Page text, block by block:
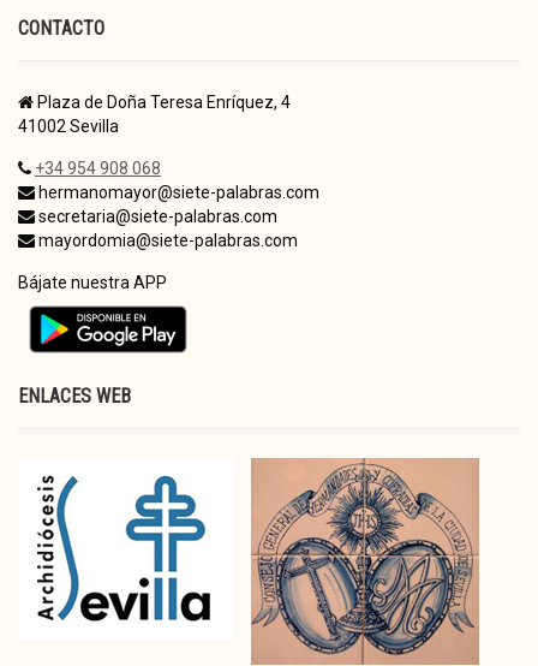
CONTACTO
Plaza de Doña Teresa Enríquez, 4
41002 Sevilla
+34 954 908 068
hermanomayor@siete-palabras.com
secretaria@siete-palabras.com
mayordomia@siete-palabras.com
Bájate nuestra APP
ENLACES WEB